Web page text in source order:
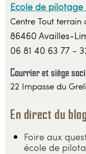
Ecole de pilotage
Centre Tout terrain
86460 Availles-
06 81 40 63 77 -
Courrier et siège
22 Impasse du
En direct du
Foire aux
école de